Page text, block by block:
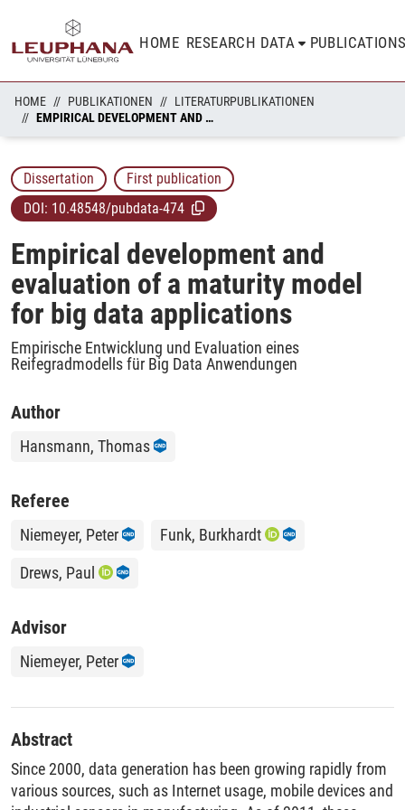
HOME RESEARCH DATA
HOME PUBLIKATIONEN
LITERATURPUBLIKATIONEN
EMPIRICAL DEVELOPMENT AND EVALUATION OF A MATURITY MODEL FOR BIG DATA APPLICATIONS
Dissertation
First publication
DOI: 10.48548/pubdata-474
Empirical development and
evaluation of a maturity model
for big data applications
Empirische Entwicklung und Evaluation eines
Reifegradmodells für Big Data Anwendungen
Author
Hansmann, Thomas
Referee
Niemeyer, Peter
Funk, Burkhardt
Drews, Paul
Advisor
Niemeyer, Peter
Abstract
Since 2000, data generation has been growing rapidly from
various sources, such as Internet usage, mobile devices and